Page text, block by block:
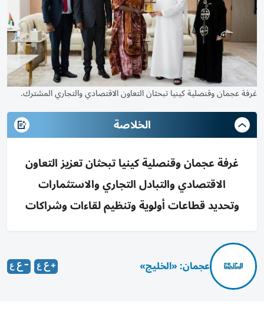
غرفة عجمان وقنصلية كينيا تبحثان التعاون الاقتصادي والتجاري المشترك.
الخلاصة
غرفة عجمان وقنصلية كينيا تبحثان تعزيز التعاون
الاقتصادي والتبادل التجاري والاستثمارات
وتحديد قطاعات أولوية وتنظيم لقاءات وشراكات
عجمان: «الخليج»